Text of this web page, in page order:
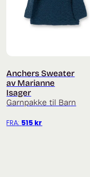
Anchers Sweater
av Marianne
Isager
Garnpakke til Barn
FRA: 515 kr